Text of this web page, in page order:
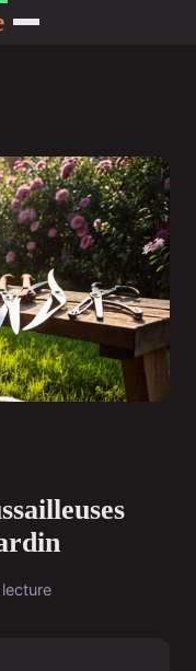
lecture